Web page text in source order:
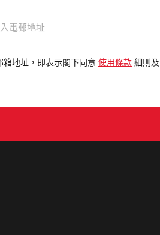
箱地址，即表示閣下同意 使用條款 細則及